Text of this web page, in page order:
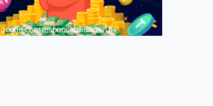
Jogue com responsabilidade. 18+